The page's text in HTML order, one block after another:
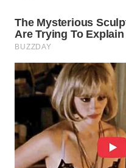
WN
PURWAKARTA
WN
PRIANGAN
TIMUR
WN
SEMARANG